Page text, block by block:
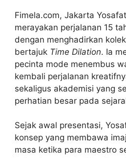
Fimela.com, Jakarta
merayakan perjalanan 15
dengan menghadirkan
bertajuk Time Dilation. Ia
pecinta mode menembus
kembali perjalanan
sekaligus akademisi yang
perhatian besar pada
Sejak awal presentasi,
konsep yang membawa
masa ketika para maestro